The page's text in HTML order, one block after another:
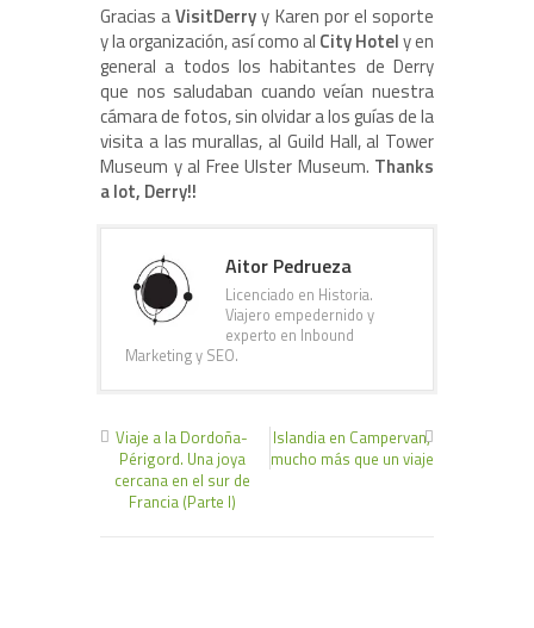
Gracias aVisitDerryy Karen por el soporte
y la organización, así como al City Hotely en
general a todos los habitantes de Derry
que nos saludaban cuando veían nuestra
cámara de fotos, sin olvidar a los guías de la
visita a las murallas, al Guild Hall, al Tower
Museum y al Free Ulster Museum. Thanks
a lot, Derry!!
Aitor Pedrueza
Licenciado en Historia.
Viajero empedernido y
experto en Inbound
Marketing y SEO.
Viaje a la Dordoña-
Périgord. Una joya
cercana en el sur de
Francia (Parte I)
Islandia en Campervan,
mucho más que un viaje